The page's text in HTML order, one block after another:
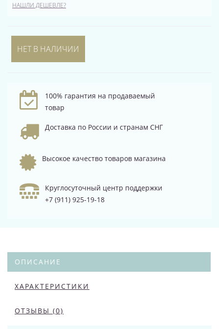
НАШЛИ ДЕШЕВЛЕ?
НЕТ В НАЛИЧИИ
100% гарантия на продаваемый
товар
Доставка по России и странам СНГ
Высокое качество товаров магазина
Круглосуточный центр поддержки
+7 (911) 925-19-18
ОПИСАНИЕ
ХАРАКТЕРИСТИКИ
ОТЗЫВЫ (0)